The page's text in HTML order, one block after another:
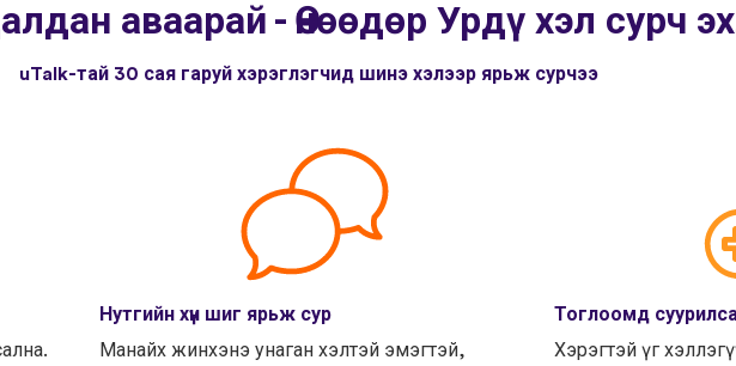
аваарай - Өнөөдөр Урдү хэл сурч
uTalk-тай 30 сая гаруй хэрэглэгчид шинэ хэлээр ярьж сурчээ
Нутгийн хүн шиг ярьж сур
Манайх жинхэнэ унаган хэлтэй эмэгтэй,
Тоглоомд
Хэрэгтэй үг